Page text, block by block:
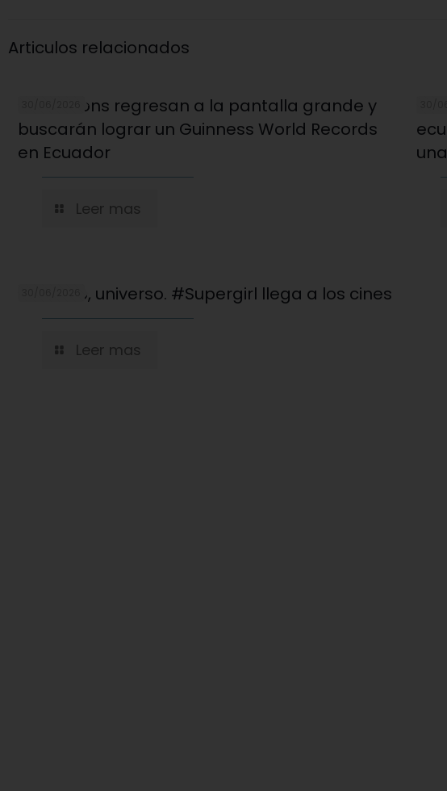
Articulos relacionados
Los Minions regresan a la pantalla grande y
buscarán lograr un Guinness World Records
en Ecuador
Leer mas
Cuidado, universo. #Supergirl llega a los cines
Leer mas